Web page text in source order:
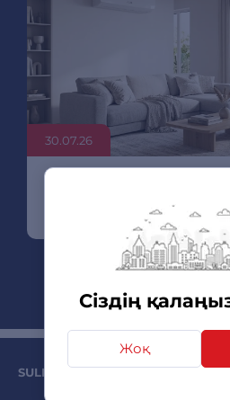
Сіздің
Жоқ
30.07.26
Бөлме үшін
қалай есептеу керек
SULPAK КОМПАНИЯСЫ